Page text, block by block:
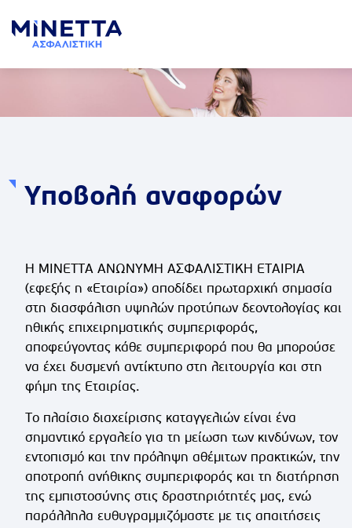
Υποβολή αναφορών
Η ΜΙΝΕΤΤΑ ΑΝΩΝΥΜΗ ΑΣΦΑΛΙΣΤΙΚΗ ΕΤΑΙΡΙΑ
(εφεξής η «Εταιρία») αποδίδει πρωταρχική σημασία
στη διασφάλιση υψηλών προτύπων δεοντολογίας και
ηθικής επιχειρηματικής συμπεριφοράς,
αποφεύγοντας κάθε συμπεριφορά που θα μπορούσε
να έχει δυσμενή αντίκτυπο στη λειτουργία και στη
φήμη της Εταιρίας.
Το πλαίσιο διαχείρισης καταγγελιών είναι ένα
σημαντικό εργαλείο για τη μείωση των κινδύνων, τον
εντοπισμό και την πρόληψη αθέμιτων πρακτικών, την
αποτροπή ανήθικης συμπεριφοράς και τη διατήρηση
της εμπιστοσύνης στις δραστηριότητές μας, ενώ
παράλληλα ευθυγραμμιζόμαστε με τις απαιτήσεις